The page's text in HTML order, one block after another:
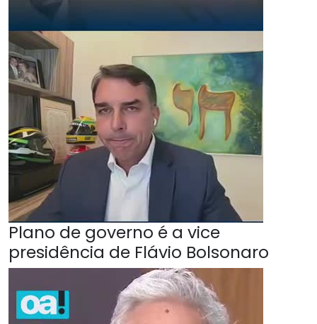
Plano de governo é a vice
presidência de Flávio Bolsonaro